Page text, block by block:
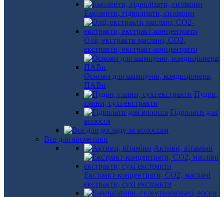
Емоленти, гідролізати, силікони
Олії, екстракти масляні, СО2-
екстракти, екстракт-концентрати
Основи для шампуню, кондиціонера,
ПАВи
Пудри,
глини, сухі екстракти
Гідролати для
волосся
Все для косметики
Активи, вітаміни
Екстракт-концентрати, СО2, масляні
екстракти, сухі екстракти